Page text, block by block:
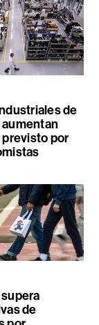
de
previsto por
de